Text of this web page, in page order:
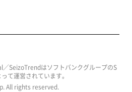
SeizoTrendはソフトバンクグループのS
て運営されています。
All rights reserved.